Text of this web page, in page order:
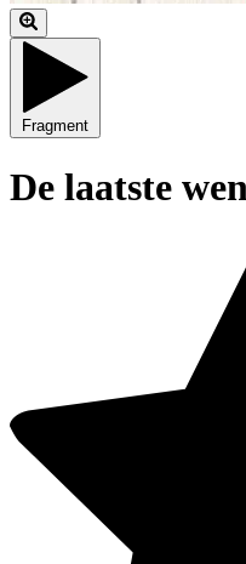
Fragment
De laatste